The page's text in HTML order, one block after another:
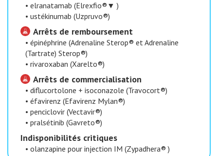
• elranatamab (Elrexfio®▼ )
• ustékinumab (Uzpruvo®)
Arrêts de remboursement
• épinéphrine (Adrenaline Sterop® et Adrenaline
(Tartrate) Sterop®)
• rivaroxaban (Xarelto®)
Arrêts de commercialisation
• diflucortolone + isoconazole (Travocort®)
• éfavirenz (Efavirenz Mylan®)
• penciclovir (Vectavir®)
• pralsétinib (Gavreto®)
​Indisponibilités critiques
• olanzapine pour injection IM (Zypadhera® )